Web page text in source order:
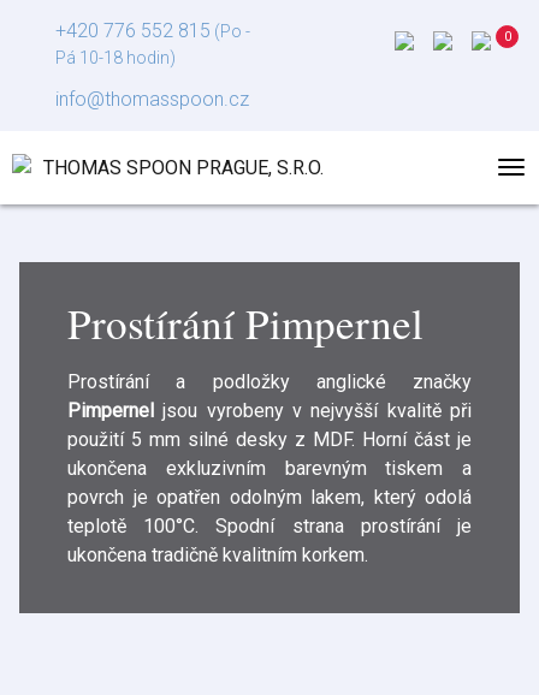
+420 776 552 815 (Po -
Pá 10-18 hodin)
info@thomasspoon.cz
Prostírání Pimpernel
Prostírání a podložky anglické značky
Pimperneljsou vyrobeny v nejvyšší kvalitě při
použití 5 mm silné desky z MDF. Horní část je
ukončena exkluzivním barevným tiskem a
povrch je opatřen odolným lakem, který odolá
teplotě 100°C. Spodní strana prostírání je
ukončena tradičně kvalitním korkem.